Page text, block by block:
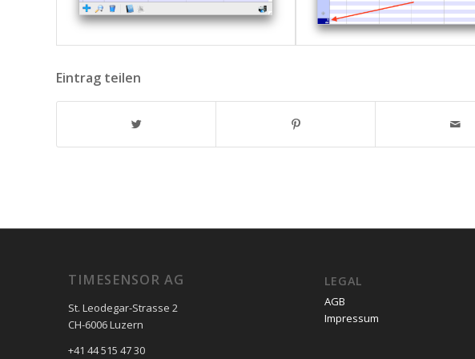
Eintrag teilen
TIMESENSOR AG
St. Leodegar-Strasse 2
CH-6006 Luzern
+41 44 515 47 30
LEGAL
AGB
Impressum